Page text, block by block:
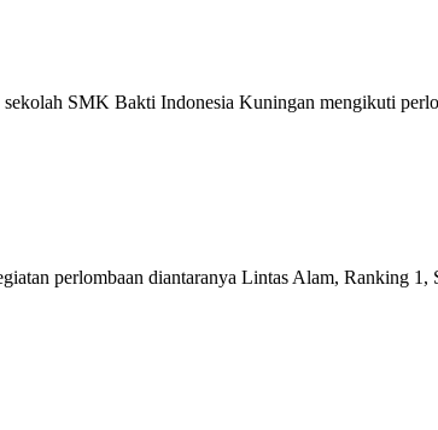
SMK Bakti Indonesia Kuningan mengikuti
perlombaan diantaranya Lintas Alam, Ranking 1,